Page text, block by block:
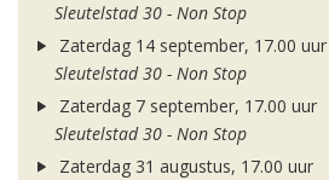
Sleutelstad 30 - Non Stop
Zaterdag 14 september, 17.00 uur
Sleutelstad 30 - Non Stop
Zaterdag 7 september, 17.00 uur
Sleutelstad 30 - Non Stop
Zaterdag 31 augustus, 17.00 uur